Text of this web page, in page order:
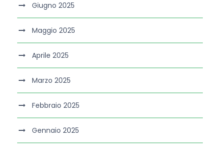
Giugno 2025
Maggio 2025
Aprile 2025
Marzo 2025
Febbraio 2025
Gennaio 2025